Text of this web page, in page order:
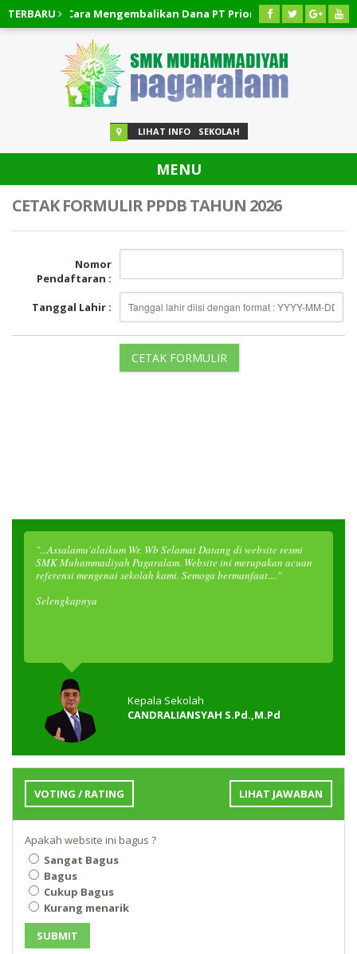
TERBARU
Cepat!!! Cara Mengembalikan Dana PT Priority Valasindo
Cepat!!! Cara Pembatalan Pinjaman Easycash
03 AGUSTUS
LIHAT INFO SEKOLAH
MENU
CETAK FORMULIR PPDB TAHUN 2026
Nomor
Pendaftaran :
Tanggal Lahir :
"...Assalamu'alaikum Wr. Wb Selamat Datang di website resmi
SMK Muhammadiyah Pagaralam. Website ini merupakan acuan
referensi mengenai sekolah kami. Semoga bermanfaat...."
Selengkapnya
Kepala Sekolah
CANDRALIANSYAH S.Pd.,M.Pd
VOTING / RATING LIHAT JAWABAN
Apakah website ini bagus ?
Sangat Bagus
Bagus
Cukup Bagus
Kurang menarik
SUBMIT